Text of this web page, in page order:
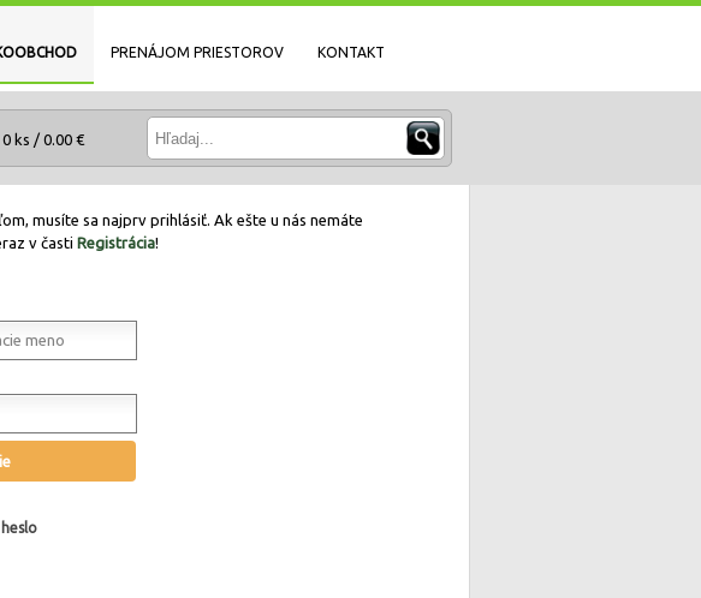
PRENÁJOM PRIESTOROV KONTAKT
0 ks / 0.00 €
musíte sa najprv prihlásiť. Ak ešte u nás nemáte
v časti Registrácia!